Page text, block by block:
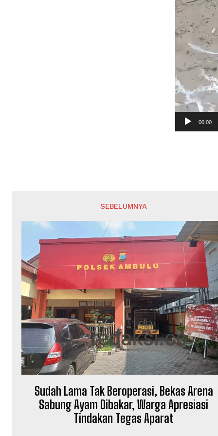
00:00
SEBELUMNYA
Sudah Lama Tak Beroperasi, Bekas Arena
Sabung Ayam Dibakar, Warga Apresiasi
Tindakan Tegas Aparat